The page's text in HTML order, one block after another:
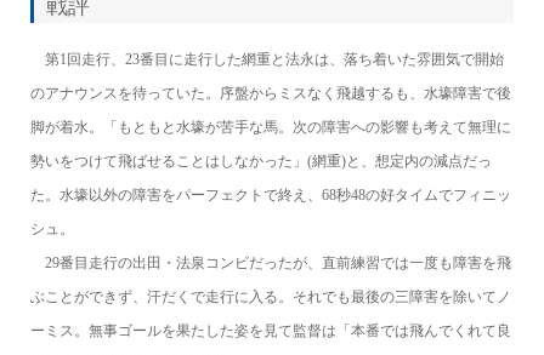
戦評
第1回走行、23番目に走行した網重と法永は、落ち着いた雰囲気で開始
のアナウンスを待っていた。序盤からミスなく飛越するも、水壕障害で後
脚が着水。「もともと水壕が苦手な馬。次の障害への影響も考えて無理に
勢いをつけて飛ばせることはしなかった」(網重)と、想定内の減点だっ
た。水壕以外の障害をパーフェクトで終え、68秒48の好タイムでフィニッ
シュ。
29番目走行の出田・法泉コンビだったが、直前練習では一度も障害を飛
ぶことができず、汗だくで走行に入る。それでも最後の三障害を除いてノ
ーミス。無事ゴールを果たした姿を見て監督は「本番では飛んでくれて良